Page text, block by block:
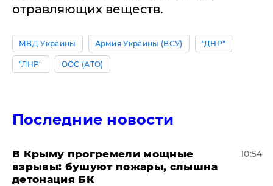
отравляющих веществ.
МВД Украины Армия Украины (ВСУ) "ДНР"
"ЛНР" ООС (АТО)
Последние новости
В Крыму прогремели мощные
взрывы: бушуют пожары, слышна
детонация БК
10:54